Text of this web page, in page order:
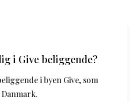
i Give beliggende?
i byen Give, som